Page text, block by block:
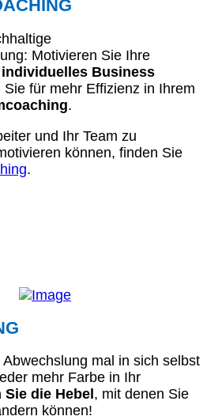
Motivieren Sie Ihre
individuelles Business
Sie für mehr Effizienz in Ihrem
.
und Ihr Team zu
können, finden Sie
.
mal in sich selbst
mehr Farbe in Ihr
die Hebel , mit denen Sie
können!